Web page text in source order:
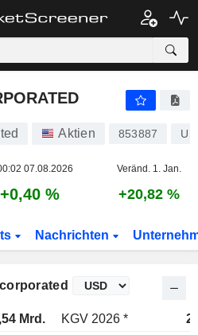
Aktien 853887
07.08.2026 Veränd. 1. Jan.
+0,40 % +20,82 %
Nachrichten
Mrd. KGV 2026 *